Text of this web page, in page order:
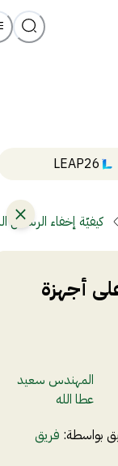
LEAP26
كيفيّة إخفاء الرسائل
أجهزة
المهندس سعيد
عطا الله
بواسطة: فريق